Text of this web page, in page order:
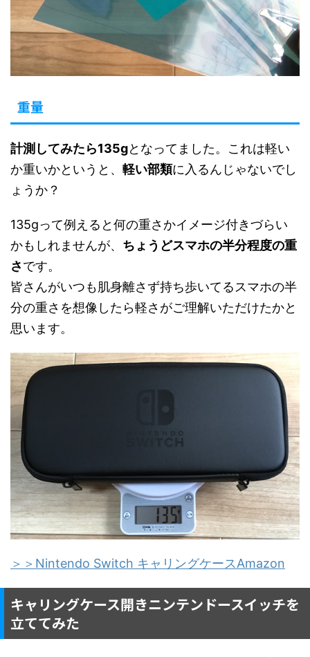
重量
計測してみたら135gとなってました。これは軽い
か重いかというと、 軽い部類に入るんじゃないでし
ょうか？
135gって例えると何の重さかイメージ付きづらい
かもしれませんが、 ちょうどスマホの半分程度の重
さです。
皆さんがいつも肌身離さず持ち歩いてるスマホの半
分の重さを想像したら軽さがご理解いただけたかと
思います。
＞＞Nintendo Switch キャリングケースAmazon
キャリングケース開きニンテンドースイッチを
立ててみた